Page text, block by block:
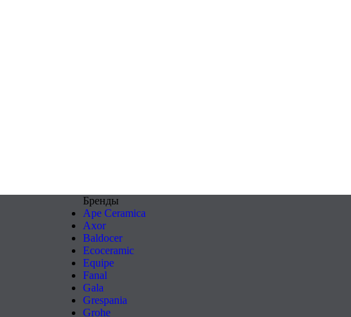
Бренды
Ape Ceramica
Axor
Baldocer
Ecoceramic
Equipe
Fanal
Gala
Grespania
Grohe